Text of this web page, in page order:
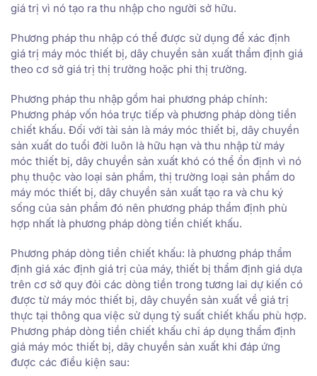
giá trị vì nó tạo ra thu nhập cho người sở hữu.
Phương pháp thu nhập có thể được sử dụng để xác định
giá trị máy móc thiết bị, dây chuyền sản xuất thẩm định giá
theo cơ sở giá trị thị trường hoặc phi thị trường.
Phương pháp thu nhập gồm hai phương pháp chính:
Phương pháp vốn hóa trực tiếp và phương pháp dòng tiền
chiết khấu. Đối với tài sản là máy móc thiết bị, dây chuyền
sản xuất do tuổi đời luôn là hữu hạn và thu nhập từ máy
móc thiết bị, dây chuyền sản xuất khó có thể ổn định vì nó
phụ thuộc vào loại sản phẩm, thị trường loại sản phẩm do
máy móc thiết bị, dây chuyền sản xuất tạo ra và chu ký
sống của sản phẩm đó nên phương pháp thẩm định phù
hợp nhất là phương pháp dòng tiền chiết khấu.
Phương pháp dòng tiền chiết khấu: là phương pháp thẩm
định giá xác định giá trị của máy, thiết bị thẩm định giá dựa
trên cơ sở quy đỏi các dòng tiền trong tương lai dự kiến có
được từ máy móc thiết bị, dây chuyền sản xuất về giá trị
thực tại thông qua việc sử dụng tỷ suất chiết khấu phù hợp.
Phương pháp dòng tiền chiết khấu chỉ áp dụng thẩm định
giá máy móc thiết bị, dây chuyền sản xuất khi đáp ứng
được các điều kiện sau: